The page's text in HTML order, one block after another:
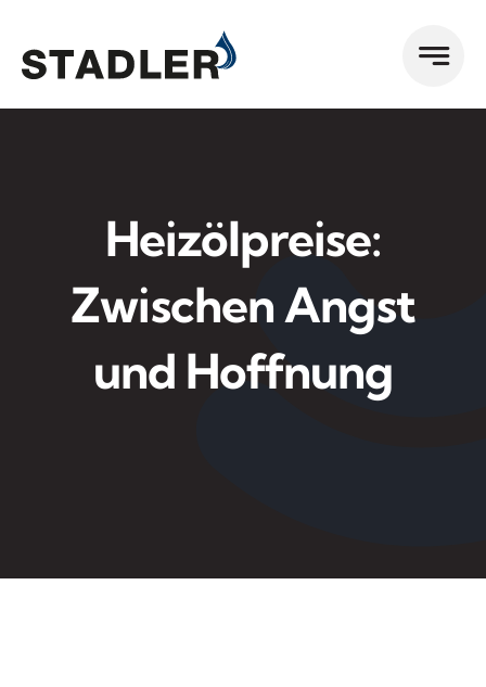
Inhalt
springen
Heizölpreise:
Zwischen Angst
und Hoffnung